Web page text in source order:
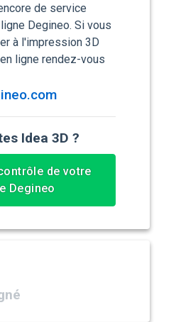
de service
Degineo. Si vous
à l'impression 3D
ligne rendez-vous
Idea 3D ?
de votre
Degineo